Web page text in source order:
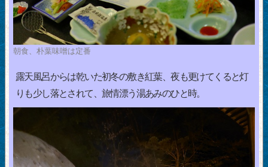
朝食、朴葉味噌は定番
露天風呂からは乾いた初冬の敷き紅葉、夜も更けてくると灯
りも少し落とされて、旅情漂う湯あみのひと時。